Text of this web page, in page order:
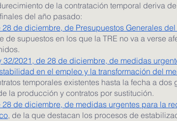
de la contratación temporal deriva
del año pasado:
28 de diciembre, de Presupuestos Generales
de supuestos en los que la TRE no va a verse
32/2021, de 28 de diciembre, de medidas
en el empleo y la transformación del
temporales existentes hasta la fecha a dos
la producción y contratos por sustitución.
28 de diciembre, de medidas urgentes para la
, de la que destacan los procesos de